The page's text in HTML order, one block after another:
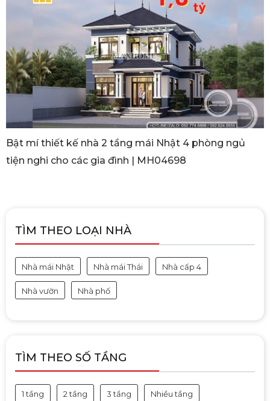
Bật mí thiết kế nhà 2 tầng mái Nhật 4 phòng ngủ
tiện nghi cho các gia đình | MH04698
TÌM THEO LOẠI NHÀ
Nhà mái Nhật Nhà mái Thái Nhà cấp 4
Nhà vườn Nhà phố
TÌM THEO SỐ TẦNG
1 tầng 2 tầng 3 tầng Nhiều tầng